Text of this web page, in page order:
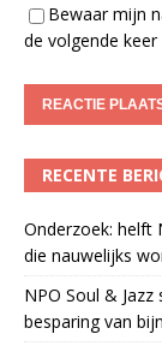
Bewaar mijn
de volgende
RECENTE
Onderzoek: helft
die nauwelijks
NPO Soul &
besparing van